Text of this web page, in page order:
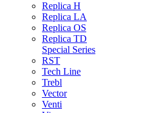
Replica H
Replica LA
Replica OS
Replica TD
Special Series
RST
Tech Line
Trebl
Vector
Venti